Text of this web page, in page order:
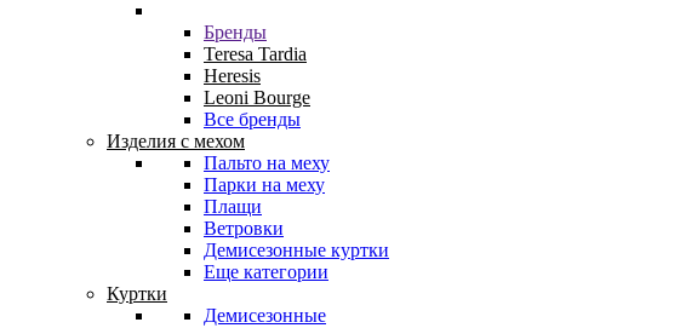
Бренды
Teresa Tardia
Heresis
Leoni Bourge
Все бренды
Изделия с мехом
Пальто на меху
Парки на меху
Плащи
Ветровки
Демисезонные куртки
Еще категории
Куртки
Демисезонные